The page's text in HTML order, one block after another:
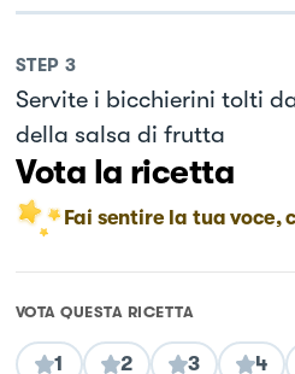
STEP 3
Servite i bicchierini tolti
della salsa di frutta
Vota la ricetta
Fai sentire la tua voce,
VOTA QUESTA RICETTA
1 2 3 4